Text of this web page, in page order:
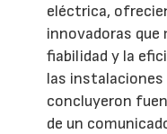
eléctrica,
innovadoras que
fiabilidad y la
las instalaciones
concluyeron
de un